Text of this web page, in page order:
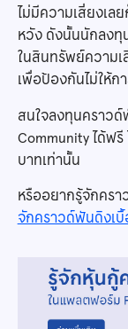
ไม่มีความเสี่ยงเล
หวัง ดังนั้นนักลงทุ
ในสินทรัพย์ความ
เพื่อป้องกันไม่ให้ก
สนใจลงทุนคราวด์
Community ได้ฟรี
บาทเท่านั้น
หรืออยากรู้จักคร
จักคราวด์ฟันดิงเ